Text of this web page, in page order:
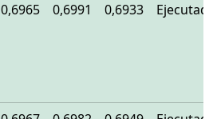
0,6965 0,6991 0,6933